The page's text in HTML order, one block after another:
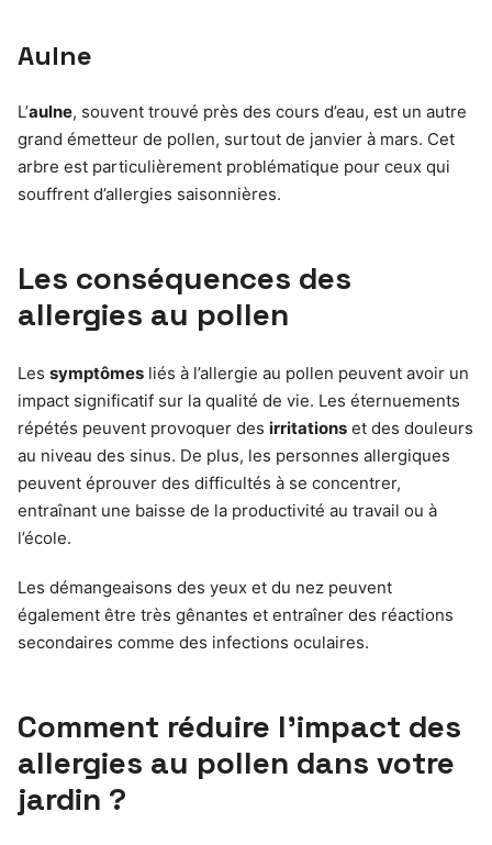
Aulne
L’aulne, souvent trouvé près des cours d’eau, est un autre
grand émetteur de pollen, surtout de janvier à mars. Cet
arbre est particulièrement problématique pour ceux qui
souffrent d’allergies saisonnières.
Les conséquences des
allergies au pollen
Les symptômes liés à l’allergie au pollen peuvent avoir un
impact significatif sur la qualité de vie. Les éternuements
répétés peuvent provoquer des irritations et des douleurs
au niveau des sinus. De plus, les personnes allergiques
peuvent éprouver des difficultés à se concentrer,
entraînant une baisse de la productivité au travail ou à
l’école.
Les démangeaisons des yeux et du nez peuvent
également être très gênantes et entraîner des réactions
secondaires comme des infections oculaires.
Comment réduire l’impact des
allergies au pollen dans votre
jardin ?